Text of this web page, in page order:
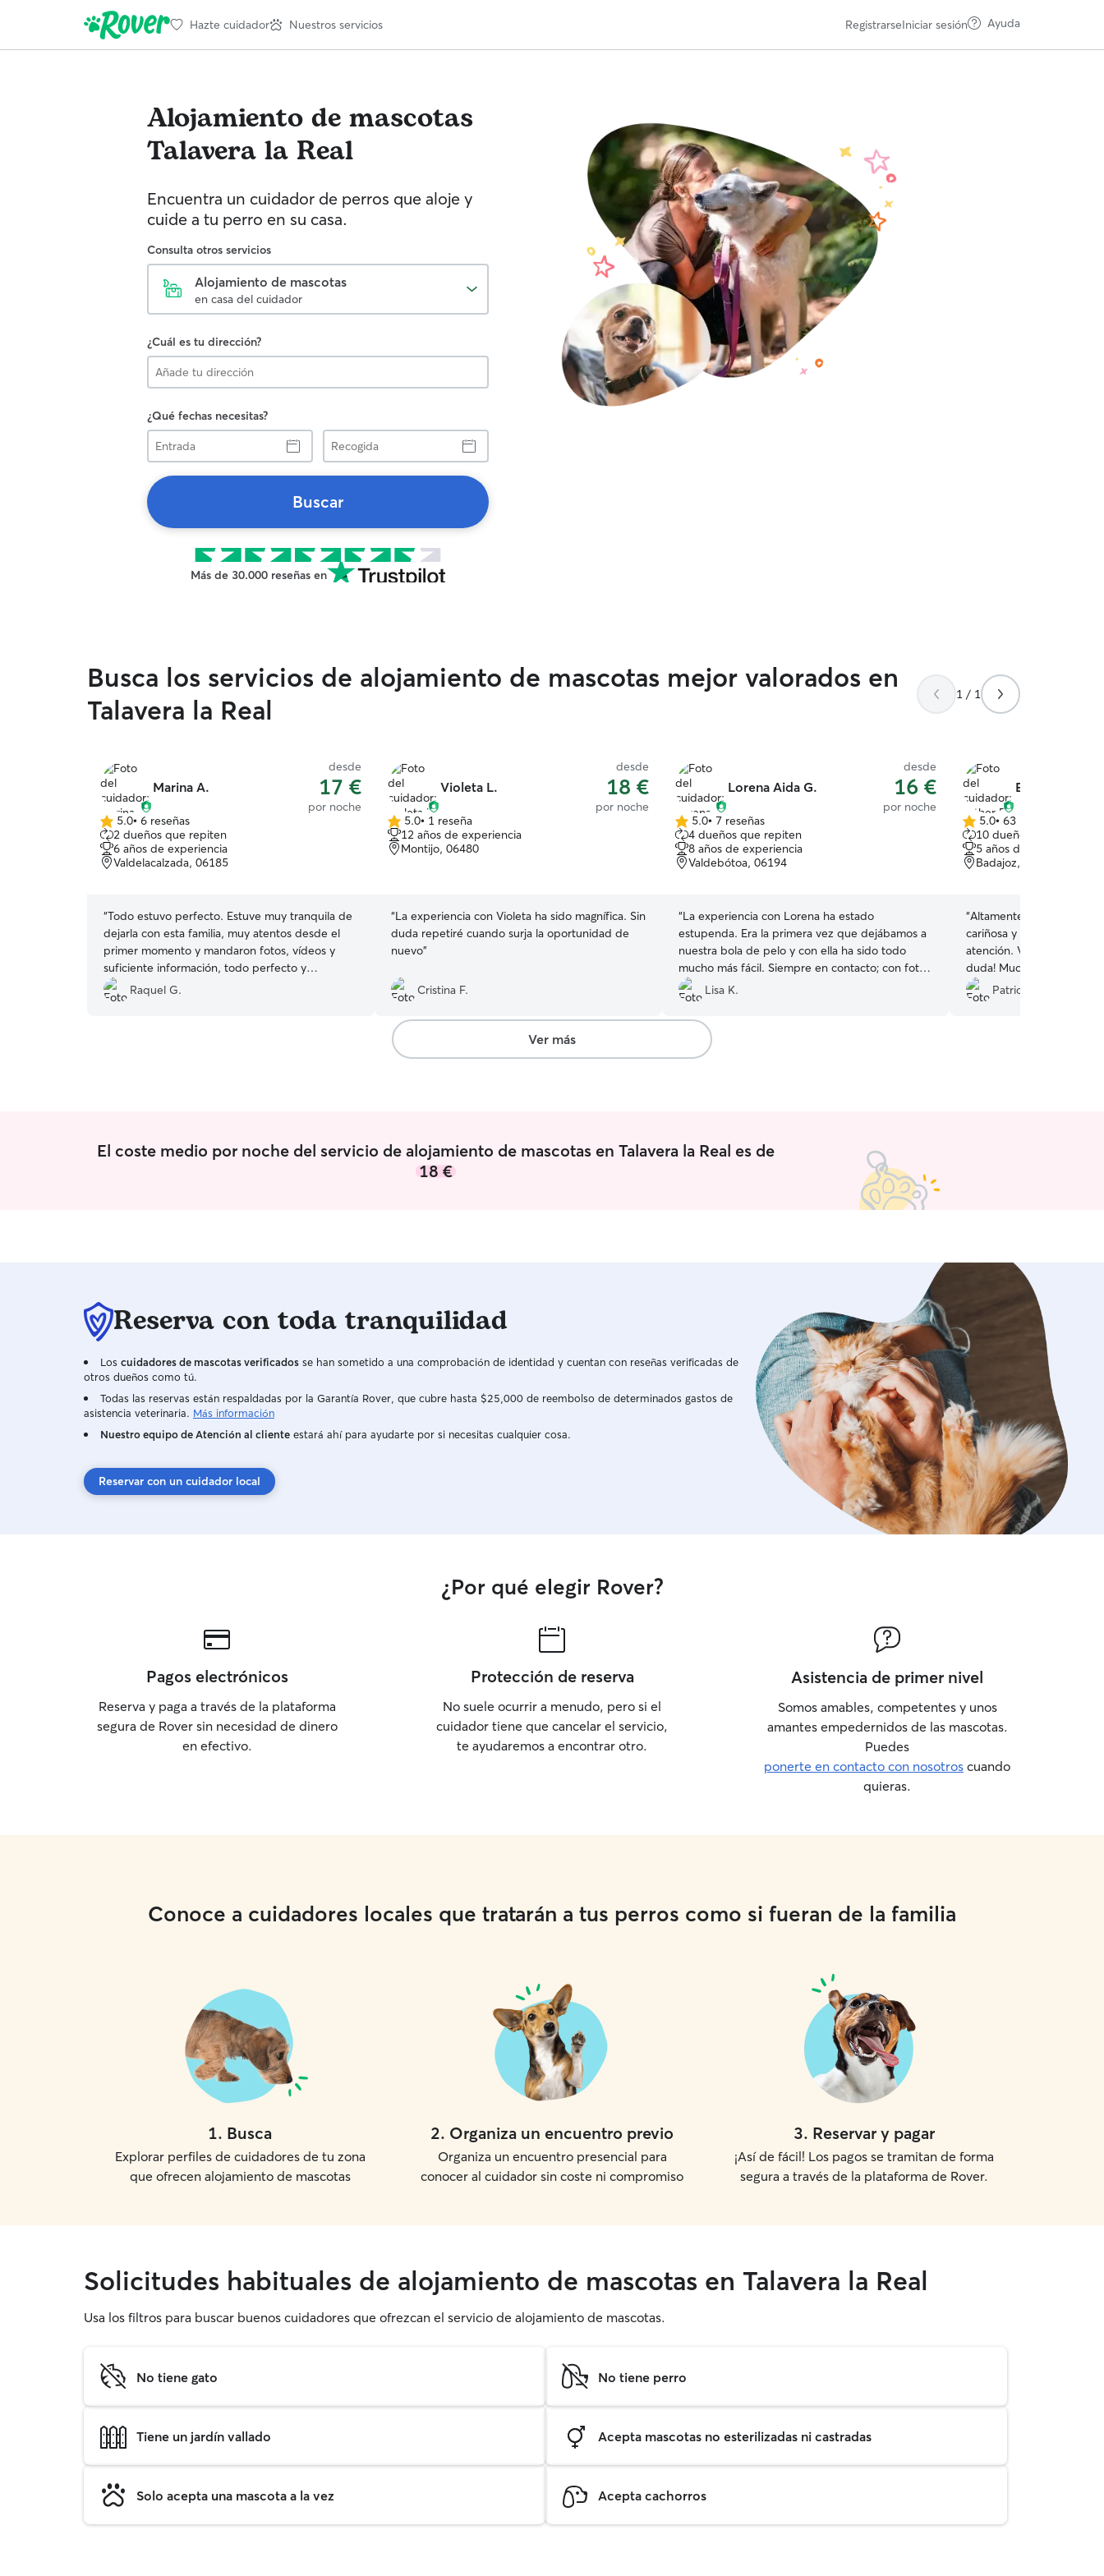
Hazte cuidador Nuestros servicios RegistrarseIniciar sesión Ayuda
Alojamiento de mascotas
Talavera la Real
Encuentra un cuidador de perros que aloje y
cuide a tu perro en su casa.
Consulta otros servicios
Alojamiento de mascotas
en casa del cuidador
¿Cuál es tu dirección?
¿Qué fechas necesitas?
Entrada
Recogida
Buscar
Más de 30.000 reseñas en
Busca los servicios de alojamiento de mascotas mejor valorados en
Talavera la Real
1 / 1
Marina A.
desde
17 €
por noche
5.0
de
5
estrellas
5.0• 6 reseñas
2 dueños que repiten
6 años de experiencia
Valdelacalzada, 06185
“Todo estuvo perfecto. Estuve muy tranquila de
dejarla con esta familia, muy atentos desde el
primer momento y mandaron fotos, vídeos y
suficiente información, todo perfecto y
recomendable, para repetir. Mi perra estuvo
genial allí.
Raquel G.
Violeta L.
desde
18 €
por noche
5.0
de
5
5.0• 1 reseña
12 años de experiencia
Montijo, 06480
“La experiencia con Violeta ha sido magnífica. Sin
duda repetiré cuando surja la oportunidad de
nuevo”
Cristina F.
Lorena Aida G.
desde
16 €
por noche
5.0
de
5
estrellas
5.0• 7 reseñas
4 dueños que repiten
8 años de experiencia
Valdebótoa, 06194
“La experiencia con Lorena ha estado
estupenda. Era la primera vez que dejábamos a
nuestra bola de pelo y con ella ha sido todo
mucho más fácil. Siempre en contacto; con fotos
y videos! Se nota que le encantan los animales y
eso como dueño te deja mucho más tranquilo.
No sólo ha cuidado a Carrot sino que ha jugado
con él, lo ha paseado por gran variedad de sitios,
lo ha bañado; 13 noches que han pasado para
Lisa K.
Esther D.
5.0
de
5
estrellas
5.0• 63 reseñas
10 dueños que repiten
5 años de experiencia
Badajoz, 06006
“Altamente
cariñosa y trata a Paddy
atención. Volveré a
duda! Muchas gracias por
Patricia F.
Ver más
El coste medio por noche del servicio de alojamiento de mascotas en Talavera la Real es de
18 €
Reserva con toda tranquilidad
Los cuidadores de mascotas verificados se han sometido a una comprobación de identidad y cuentan con reseñas verificadas de
otros dueños como tú.
Todas las reservas están respaldadas por la Garantía Rover, que cubre hasta $25,000 de reembolso de determinados gastos de
asistencia veterinaria. Más información
Nuestro equipo de Atención al cliente estará ahí para ayudarte por si necesitas cualquier cosa.
Reservar con un cuidador local
¿Por qué elegir Rover?
Pagos electrónicos
Reserva y paga a través de la plataforma
segura de Rover sin necesidad de dinero
en efectivo.
Protección de reserva
No suele ocurrir a menudo, pero si el
cuidador tiene que cancelar el servicio,
te ayudaremos a encontrar otro.
Asistencia de primer nivel
Somos amables, competentes y unos
amantes empedernidos de las mascotas.
Puedes
ponerte en contacto con nosotros cuando
quieras.
Conoce a cuidadores locales que tratarán a tus perros como si fueran de la familia
1. Busca
Explorar perfiles de cuidadores de tu zona
que ofrecen alojamiento de mascotas
2. Organiza un encuentro previo
Organiza un encuentro presencial para
conocer al cuidador sin coste ni compromiso
3. Reservar y pagar
¡Así de fácil! Los pagos se tramitan de forma
segura a través de la plataforma de Rover.
Solicitudes habituales de alojamiento de mascotas en Talavera la Real
Usa los filtros para buscar buenos cuidadores que ofrezcan el servicio de alojamiento de mascotas.
No tiene gato No tiene perro
Tiene un jardín vallado Acepta mascotas no esterilizadas ni castradas
Solo acepta una mascota a la vez Acepta cachorros